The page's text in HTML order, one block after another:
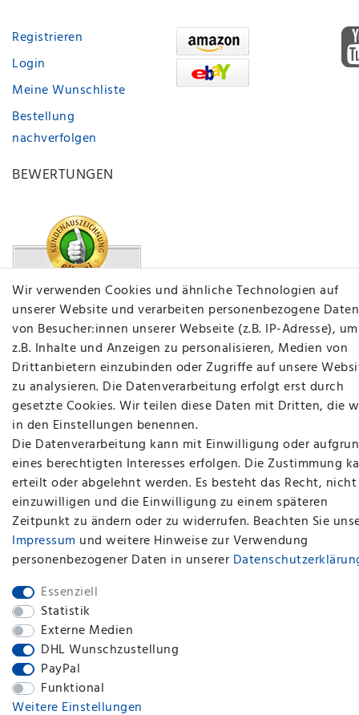
Registrieren
Login
Meine Wunschliste
Bestellung
nachverfolgen
BEWERTUNGEN
Wir verwenden Cookies und ähnliche Technologien auf
unserer Website und verarbeiten personenbezogene Daten
von Besucher:innen unserer Webseite (z.B. IP-Adresse), um
z.B. Inhalte und Anzeigen zu personalisieren, Medien von
Drittanbietern einzubinden oder Zugriffe auf unsere
zu analysieren. Die Datenverarbeitung erfolgt erst durch
gesetzte Cookies. Wir teilen diese Daten mit Dritten, die
in den Einstellungen benennen.
Die Datenverarbeitung kann mit Einwilligung oder
eines berechtigten Interesses erfolgen. Die Zustimmung
erteilt oder abgelehnt werden. Es besteht das Recht, nicht
einzuwilligen und die Einwilligung zu einem späteren
Zeitpunkt zu ändern oder zu widerrufen. Beachten Sie
Impressum und weitere Hinweise zur Verwendung
personenbezogener Daten in unserer
Essenziell
Statistik
Externe Medien
DHL Wunschzustellung
PayPal
Funktional
Weitere Einstellungen
plentymarkets Template von Plenty Lions
BACK TO TOP